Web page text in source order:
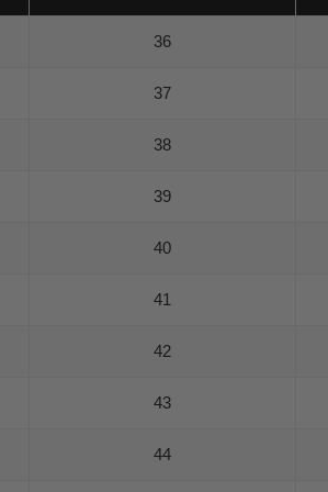
36
37
38
39
40
41
42
43
44